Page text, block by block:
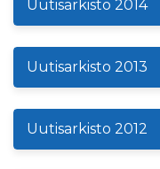
Uutisarkisto 2014
Uutisarkisto 2013
Uutisarkisto 2012